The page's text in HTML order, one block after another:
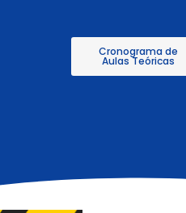
Cronograma de
Aulas Teóricas